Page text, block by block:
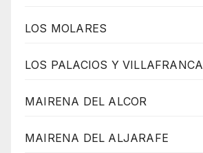
LOS MOLARES
LOS PALACIOS Y VILLAFRANCA
MAIRENA DEL ALCOR
MAIRENA DEL ALJARAFE